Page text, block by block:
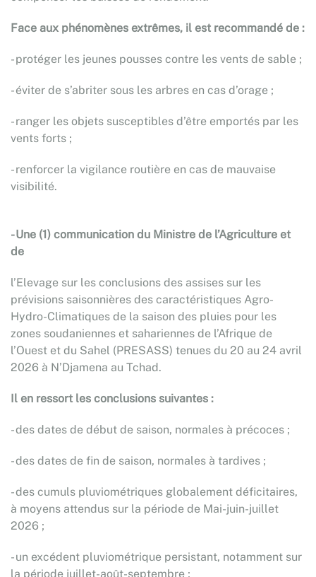
Face aux phénomènes extrêmes, il est recommandé de :
- protéger les jeunes pousses contre les vents de sable ;
- éviter de s’abriter sous les arbres en cas d’orage ;
- ranger les objets susceptibles d’être emportés par les
vents forts ;
- renforcer la vigilance routière en cas de mauvaise
visibilité.
- Une (1) communication du Ministre de l’Agriculture et
de
l’Elevage sur les conclusions des assises sur les
prévisions saisonnières des caractéristiques Agro-
Hydro-Climatiques de la saison des pluies pour les
zones soudaniennes et sahariennes de l’Afrique de
l’Ouest et du Sahel (PRESASS) tenues du 20 au 24 avril
2026 à N’Djamena au Tchad.
Il en ressort les conclusions suivantes :
- des dates de début de saison, normales à précoces ;
- des dates de fin de saison, normales à tardives ;
- des cumuls pluviométriques globalement déficitaires,
à moyens attendus sur la période de Mai-juin-juillet
2026 ;
- un excédent pluviométrique persistant, notamment sur
la période juillet-août-septembre ;